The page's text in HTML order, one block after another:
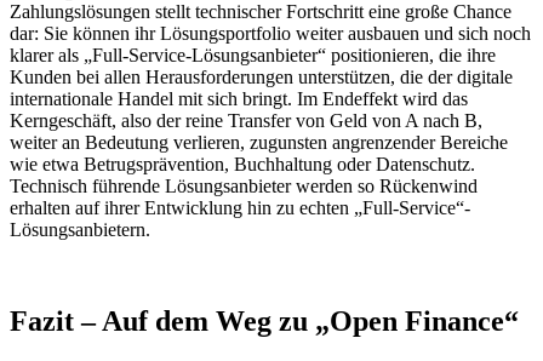
Zahlungslösungen stellt technischer Fortschritt eine große Chance
dar: Sie können ihr Lösungsportfolio weiter ausbauen und sich noch
klarer als „Full-Service-Lösungsanbieter“ positionieren, die ihre
Kunden bei allen Herausforderungen unterstützen, die der digitale
internationale Handel mit sich bringt. Im Endeffekt wird das
Kerngeschäft, also der reine Transfer von Geld von A nach B,
weiter an Bedeutung verlieren, zugunsten angrenzender Bereiche
wie etwa Betrugsprävention, Buchhaltung oder Datenschutz.
Technisch führende Lösungsanbieter werden so Rückenwind
erhalten auf ihrer Entwicklung hin zu echten „Full-Service“-
Lösungsanbietern.
Fazit – Auf dem Weg zu „Open Finance“